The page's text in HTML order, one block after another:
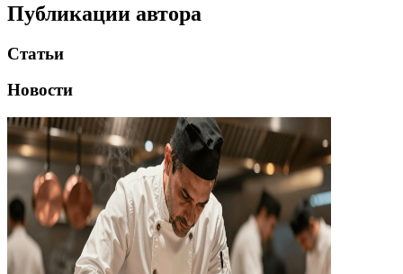
Публикации автора
Статьи
Новости